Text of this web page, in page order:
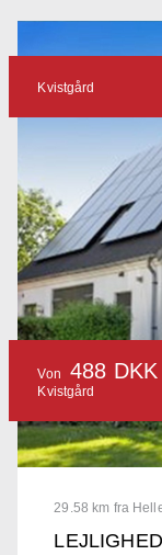
29.58 km fra
Kvistgård
Von 488 DKK
Kvistgård